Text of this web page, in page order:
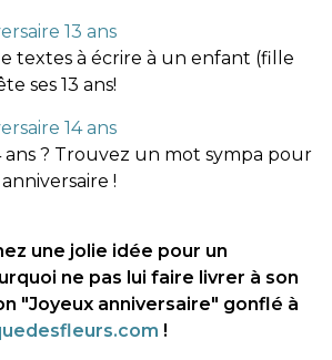
13 ans
textes à écrire à un enfant (fille
ses 13 ans!
14 ans
ans ? Trouvez un mot sympa pour
!
une jolie idée pour un
ne pas lui faire livrer à son
"Joyeux anniversaire" gonflé à
!